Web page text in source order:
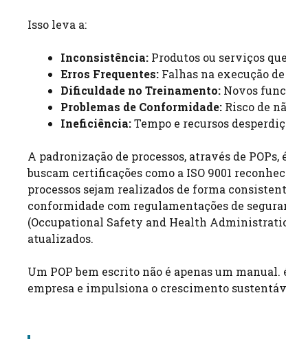
Isso leva a:
Inconsistência: Produtos ou serviços
Erros Frequentes: Falhas na execução
Dificuldade no Treinamento: Novos
Problemas de Conformidade: Risco de
Ineficiência:Tempo e recursos
A padronização de processos, através de
buscam certificações como a ISO 9001
processos sejam realizados de forma
conformidade com regulamentações de
(Occupational Safety and Health
atualizados.
Um POP bem escrito não é apenas um
empresa e impulsiona o crescimento